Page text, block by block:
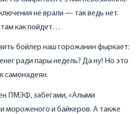
не врали — так ведь нет.
там как пойдет…
бойлер наш горожанин фыркает:
ради пары недель? Да ну! Но это
самонадеян.
ПМЭФ, забегами, «Алыми
мороженого и байкеров. А также